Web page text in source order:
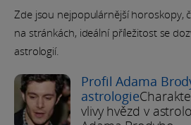
Zde jsou nejpopulárnější horoskopy,
na stránkách, ideální příležitost se
astrologií.
Profil Adama
astrologie
vlivy hvězd v